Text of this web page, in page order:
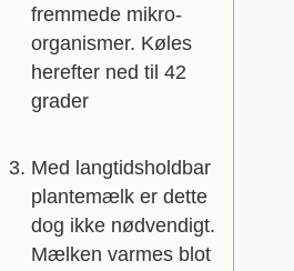
fremmede mikro-
organismer. Køles
herefter ned til 42
grader
Med langtidsholdbar
plantemælk er dette
dog ikke nødvendigt.
Mælken varmes blot